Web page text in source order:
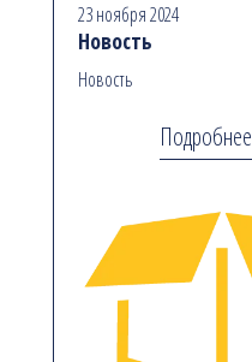
23 ноября 2024
Новость
Новость
Подробнее